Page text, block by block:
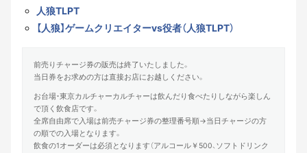
人狼TLPT
【人狼】ゲームクリエイターvs役者（人狼TLPT）
前売りチャージ券の販売は終了いたしました。
当日券をお求めの方は直接お店にお越しください。
お台場・東京カルチャーカルチャーは飲んだり食べたりしながら楽しん
で頂く飲食店です。
全席自由席で入場は前売チャージ券の整理番号順→当日チャージの方
の順での入場となります。
飲食の1オーダーは必須となります（アルコール￥500、ソフトドリンク